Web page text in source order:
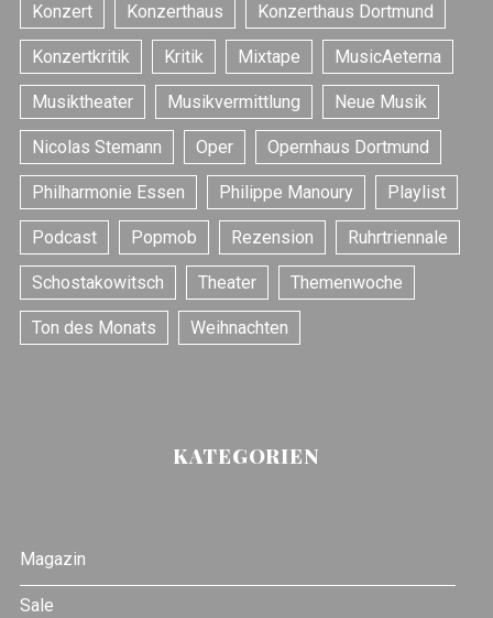
Konzert Konzerthaus Konzerthaus Dortmund
Konzertkritik Kritik Mixtape MusicAeterna
Musiktheater Musikvermittlung Neue Musik
Nicolas Stemann Oper Opernhaus Dortmund
Philharmonie Essen Philippe Manoury Playlist
Podcast Popmob Rezension Ruhrtriennale
Schostakowitsch Theater Themenwoche
Ton des Monats Weihnachten
KATEGORIEN
Magazin
Sale
S
e
a
r
c
h
f
o
r
: